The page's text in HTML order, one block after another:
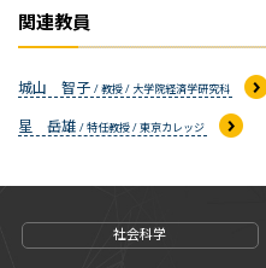
関連教員
城山 智子 / 教授 / 大学院経済学研究科
星 岳雄 / 特任教授 / 東京カレッジ
社会科学